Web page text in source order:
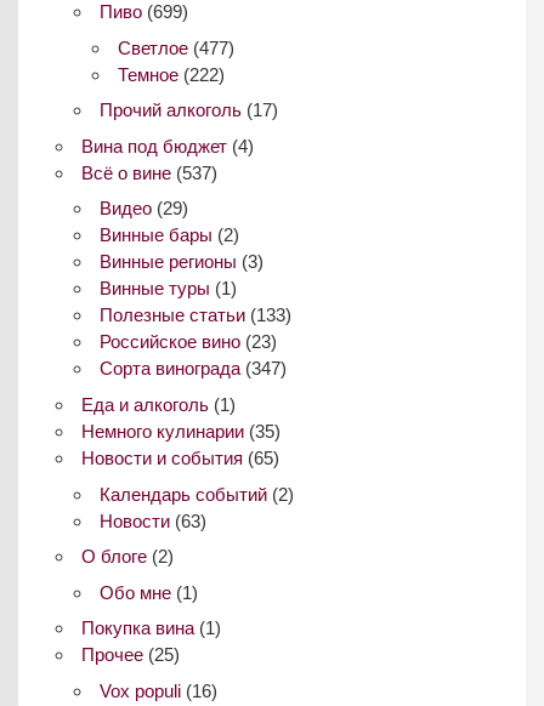
Пиво(699)
Светлое (477)
Темное (222)
Прочий алкоголь(17)
Вина под бюджет(4)
Всё о вине(537)
Видео(29)
Винные бары (2)
Винные регионы (3)
Винные туры (1)
Полезные статьи(133)
Российское вино(23)
Сорта винограда(347)
Еда и алкоголь(1)
Немного кулинарии(35)
Новости и события (65)
Календарь событий(2)
Новости(63)
О блоге(2)
Обо мне(1)
Покупка вина(1)
Прочее(25)
Vox populi(16)